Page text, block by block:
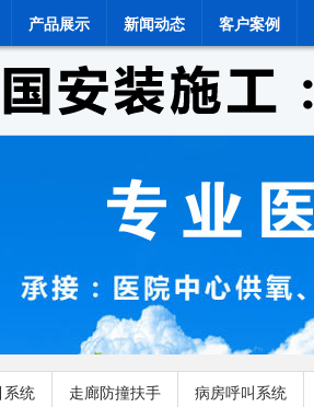
产品展示 新闻动态 客户案例
系统 走廊防撞扶手 病房呼叫系统